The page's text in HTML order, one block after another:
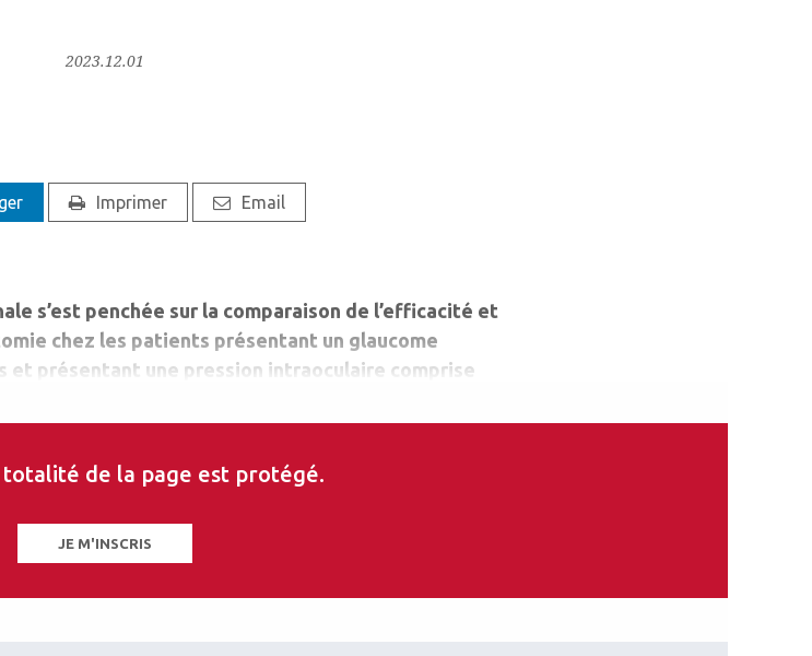
2023.12.01
Imprimer Email
s’est penchée sur la comparaison de l’efficacité et
chez les patients présentant un glaucome
et présentant une pression intraoculaire comprise
de la mitomycine C à 0,2 mg/mL pendant 2
totalité de la page est protégé.
JE M'INSCRIS